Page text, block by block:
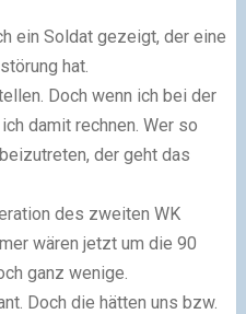
ein Soldat gezeigt, der eine
hat.
Doch wenn ich bei der
damit rechnen. Wer so
der geht das
des zweiten WK
wären jetzt um die 90
ganz wenige.
Doch die hätten uns bzw.